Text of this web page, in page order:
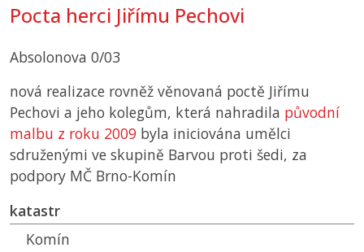
Pocta herci Jiřímu Pechovi
Absolonova 0/03
nová realizace rovněž věnovaná poctě Jiřímu
Pechovi a jeho kolegům, která nahradila původní
malbu z roku 2009 byla iniciována umělci
sdruženými ve skupině Barvou proti šedi, za
podpory MČ Brno-Komín
katastr
Komín